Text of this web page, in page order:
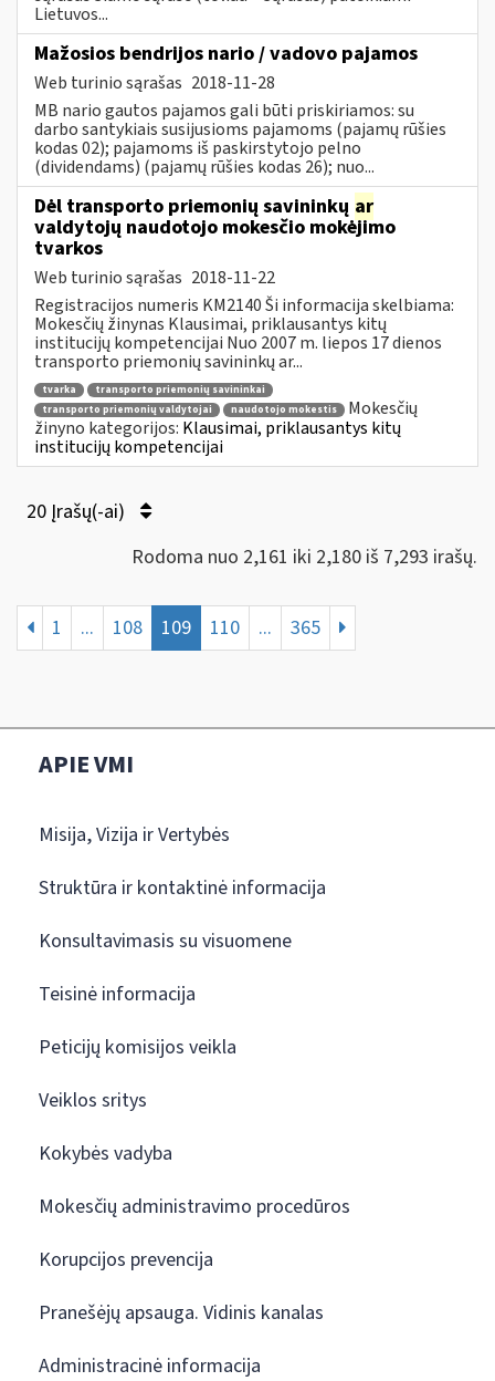
Lietuvos...
Mažosios bendrijos nario / vadovo pajamos
Web turinio sąrašas 2018-11-28
MB nario gautos pajamos gali būti priskiriamos: su
darbo santykiais susijusioms pajamoms (pajamų rūšies
kodas 02); pajamoms iš paskirstytojo pelno
(dividendams) (pajamų rūšies kodas 26); nuo...
Dėl transporto priemonių savininkų ar
valdytojų naudotojo mokesčio mokėjimo
tvarkos
Web turinio sąrašas 2018-11-22
Registracijos numeris KM2140 Ši informacija skelbiama:
Mokesčių žinynas Klausimai, priklausantys kitų
institucijų kompetencijai Nuo 2007 m. liepos 17 dienos
transporto priemonių savininkų ar...
tvarka
transporto priemonių savininkai
transporto priemonių valdytojai
naudotojo mokestis
Mokesčių
žinyno kategorijos: Klausimai, priklausantys kitų
institucijų kompetencijai
20 Įrašų(-ai)
Rodoma nuo 2,161 iki 2,180 iš 7,293 irašų.
1 ... 108 109 110 ... 365
APIE VMI
Misija, Vizija ir Vertybės
Struktūra ir kontaktinė informacija
Konsultavimasis su visuomene
Teisinė informacija
Peticijų komisijos veikla
Veiklos sritys
Kokybės vadyba
Mokesčių administravimo procedūros
Korupcijos prevencija
Pranešėjų apsauga. Vidinis kanalas
Administracinė informacija